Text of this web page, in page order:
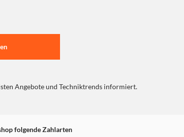
Angebote und Techniktrends informiert.
folgende Zahlarten